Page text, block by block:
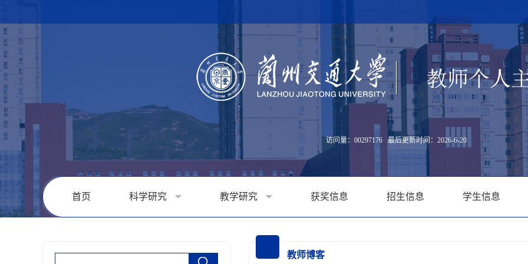
访问量： 00297176 最后更新时间： 2026-6-20
首页 科学研究 教学研究 获奖信息 招生信息 学生信息
教师博客